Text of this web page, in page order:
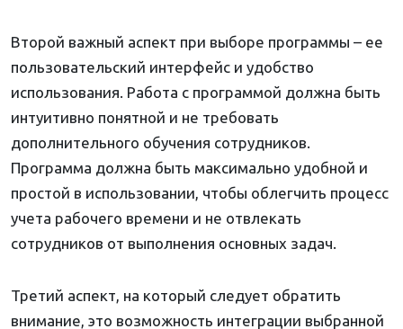
Второй важный аспект при выборе программы – ее
пользовательский интерфейс и удобство
использования. Работа с программой должна быть
интуитивно понятной и не требовать
дополнительного обучения сотрудников.
Программа должна быть максимально удобной и
простой в использовании, чтобы облегчить процесс
учета рабочего времени и не отвлекать
сотрудников от выполнения основных задач.
Третий аспект, на который следует обратить
внимание, это возможность интеграции выбранной